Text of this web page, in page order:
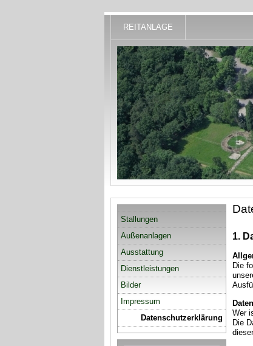
REITANLAGE
Stallungen
Außenanlagen
Ausstattung
Dienstleistungen
Bilder
Impressum
Datenschutzerklärung
1.
Die
Wer
Die